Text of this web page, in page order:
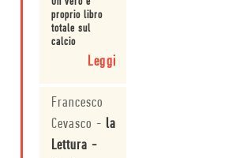
proprio libro
totale sul
calcio
olandese.Leggi
Francesco
Cevasco - la
Lettura -